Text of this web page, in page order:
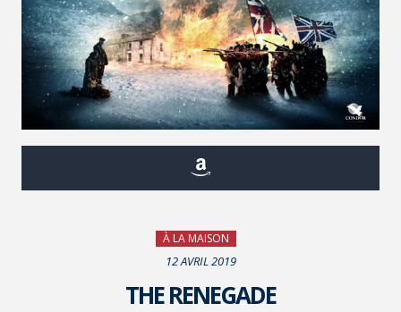
À LA MAISON
12 AVRIL 2019
THE RENEGADE